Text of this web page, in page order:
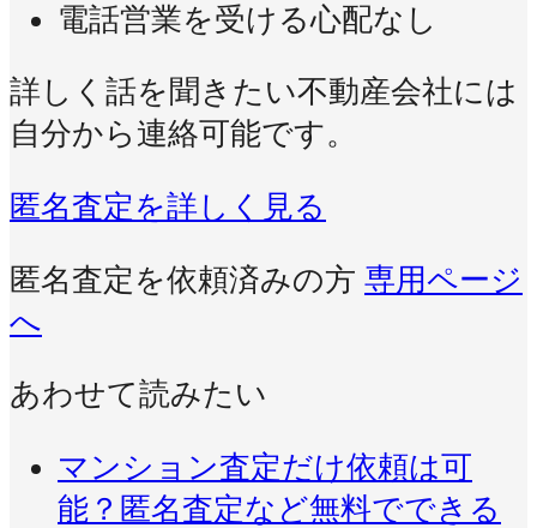
電話営業を受ける心配なし
詳しく話を聞きたい不動産会社には
自分から連絡可能です。
匿名査定を詳しく見る
匿名査定を依頼済みの方 専用ページ
へ
あわせて読みたい
マンション査定だけ依頼は可
能？匿名査定など無料でできる